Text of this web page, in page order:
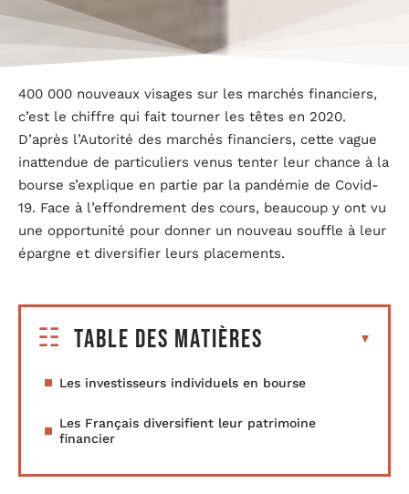
400 000 nouveaux visages sur les marchés financiers,
c’est le chiffre qui fait tourner les têtes en 2020.
D’après l’Autorité des marchés financiers, cette vague
inattendue de particuliers venus tenter leur chance à la
bourse s’explique en partie par la pandémie de Covid-
19. Face à l’effondrement des cours, beaucoup y ont vu
une opportunité pour donner un nouveau souffle à leur
épargne et diversifier leurs placements.
Table des matières
Les investisseurs individuels en bourse
Les Français diversifient leur patrimoine
financier